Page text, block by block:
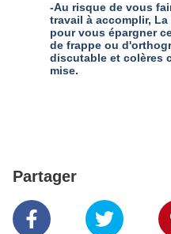
-Au risque de vous
travail à accomplir,
pour vous épargner
de frappe ou
discutable et colères
mise.
Partager